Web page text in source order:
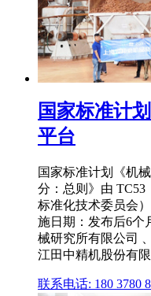
国家标准计
平台
国家标准计划《机
分：总则》由 TC53
标准化技术委员会
施日期：发布后6个
械研究所有限公司
江田中精机股份有
联系电话: 180 3780